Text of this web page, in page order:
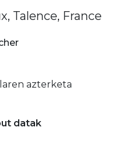
Talence, France
azterketa
datak